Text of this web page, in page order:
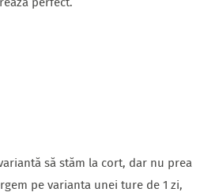
să stăm la cort, dar nu prea
pe varianta unei ture de 1 zi,